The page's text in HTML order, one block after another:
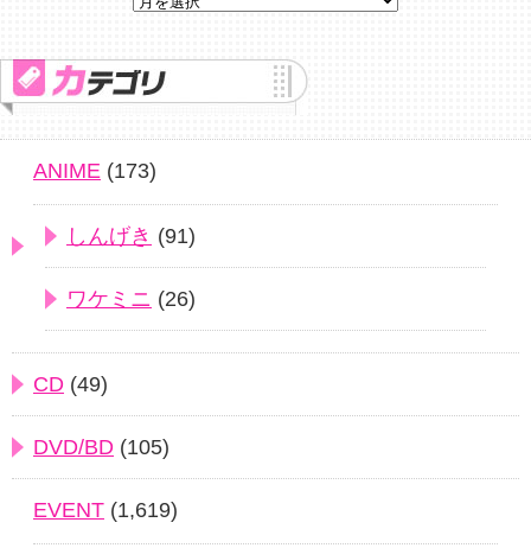
ANIME (173)
しんげき (91)
ワケミニ (26)
CD (49)
DVD/BD (105)
EVENT (1,619)